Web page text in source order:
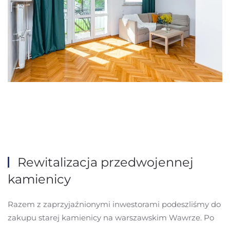
Rewitalizacja przedwojennej
kamienicy
Razem z zaprzyjaźnionymi inwestorami podeszliśmy do
zakupu starej kamienicy na warszawskim Wawrze. Po